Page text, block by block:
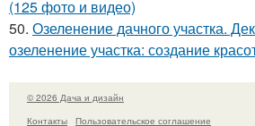
(125 фото и видео)
50. Озеленение дачного участка.
озеленение участка: создание
© 2026 Дача и дизайн
Контакты
Пользовательское соглашение